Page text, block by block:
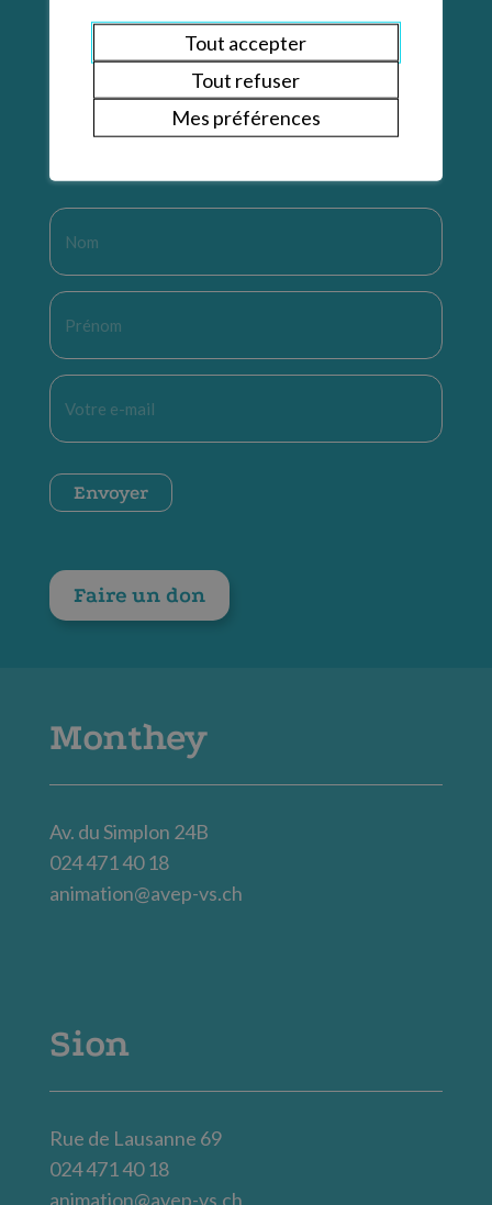
Nom
Prénom
E-
mail
CAPTCHA
Envoyer
Faire un don
Monthey
Av. du Simplon 24B
024 471 40 18
animation@avep-vs.ch
Sion
Rue de Lausanne 69
024 471 40 18
animation@avep-vs.ch
Tout accepter
Tout refuser
Mes préférences